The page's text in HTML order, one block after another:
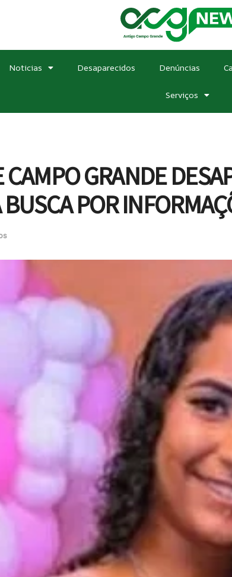
Noticias Desaparecidos Denúncias
Serviços
CAMPO GRANDE
POR